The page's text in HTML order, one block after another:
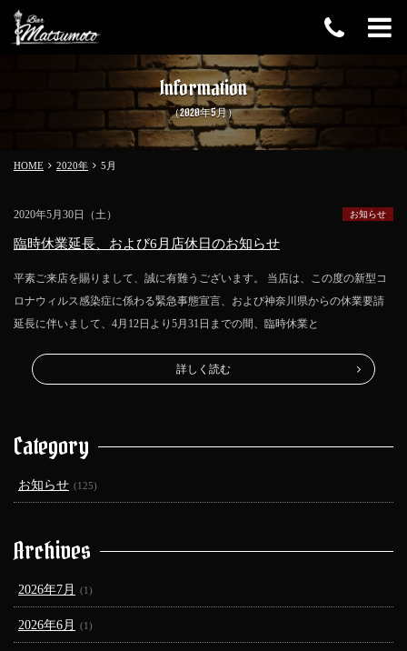
Information
（2020年5月）
HOME 2020年 5 月
2020年5月30日（土） お知らせ
臨時休業延長、および6月店休日のお知らせ
平素ご来店を賜りまして、誠に有難うございます。 当店は、この度の新型コ
ロナウィルス感染症に係わる緊急事態宣言、および神奈川県からの休業要請
延長に伴いまして、4月12日より5月31日までの間、臨時休業と
詳しく読む
Category
お知らせ (125)
Archives
2026年7月 (1)
2026年6月 (1)